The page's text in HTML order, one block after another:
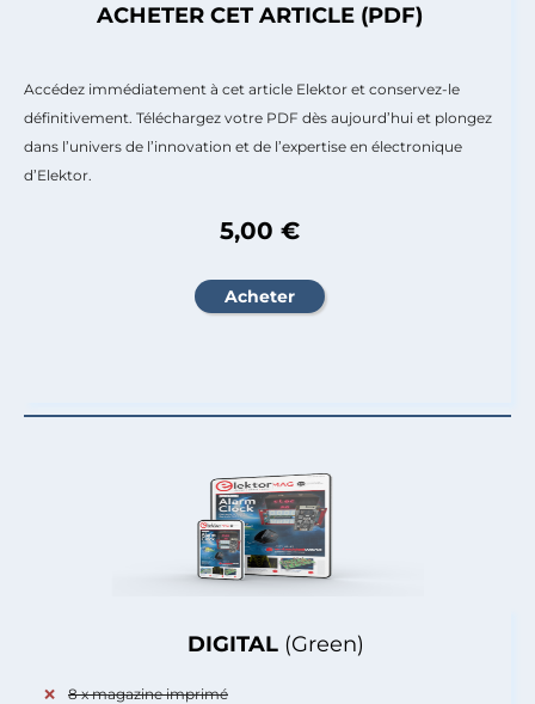
DIGITAL (Green)
8 x magazine imprimé
ACHETER CET ARTICLE (PDF)
Accédez immédiatement à cet article Elektor et conservez-le
définitivement. Téléchargez votre PDF dès aujourd’hui et plongez
dans l’univers de l’innovation et de l’expertise en électronique
d’Elektor.
5,00 €